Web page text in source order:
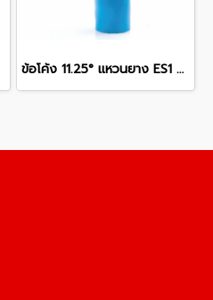
ข้อโค้ง 11.25° แหวนยาง ES1 SCG ขนาด 250 มม. (10 นิ้ว ) ชั้น 13.5